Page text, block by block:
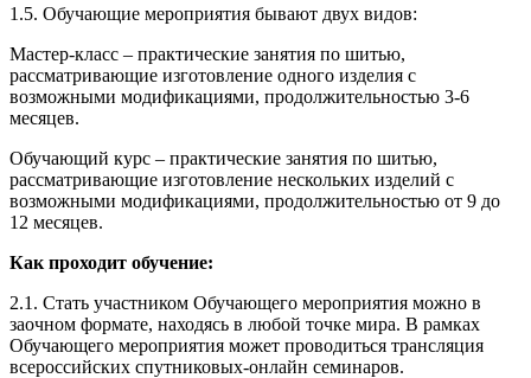
1.5. Обучающие мероприятия бывают двух видов:
Мастер-класс – практические занятия по шитью,
рассматривающие изготовление одного изделия с
возможными модификациями, продолжительностью 3-6
месяцев.
Обучающий курс – практические занятия по шитью,
рассматривающие изготовление нескольких изделий с
возможными модификациями, продолжительностью от 9 до
12 месяцев.
Как проходит обучение:
2.1. Стать участником Обучающего мероприятия можно в
заочном формате, находясь в любой точке мира. В рамках
Обучающего мероприятия может проводиться трансляция
всероссийских спутниковых-онлайн семинаров.